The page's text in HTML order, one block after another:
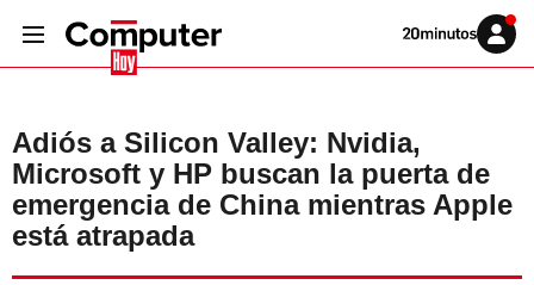
Volver
Iniciar
sesión
Adiós a Silicon Valley: Nvidia,
Microsoft y HP buscan la puerta de
emergencia de China mientras Apple
está atrapada